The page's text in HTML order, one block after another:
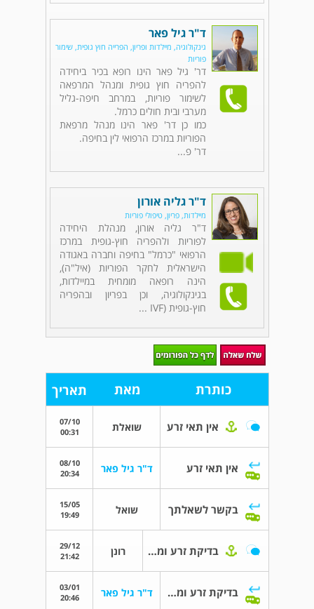
ד"ר גיל פאר
גינקולוגיה, מיילדות ופריון, הפרייה חוץ גופית, שימור
פוריות
דר' גיל פאר הינו רופא בכיר ביחידה
להפריה חוץ גופית ומנהל המרפאה
לשימור פוריות, במרחב חיפה-גליל
מערבי ובית חולים כרמל.
כמו כן דר' פאר הינו מנהל מרפאת
הפוריות במרכז הרפואי לין בחיפה.
דר' פ...
ד"ר גליה אורון
מיילדות, פריון, טיפולי פוריות
ד"ר גליה אורון, מנהלת היחידה
לפוריות ולהפריה חוץ-גופית במרכז
הרפואי "כרמל" בחיפה וחברה באגודה
הישראלית לחקר הפוריות (איל"ה),
הינה רופאה מומחית במיילדות,
בגינקולוגיה, וכן בפריון ובהפריה
חוץ-גופית (IVF ...
כותרת מאת תאריך
אין תאי זרע שואלת
07/10
00:31
אין תאי זרע ד"ר גיל פאר
08/10
20:34
בקשר לשאלתך שואל
15/05
19:49
בדיקת זרע ומה ההגדרה של זרע לא תקין? רונן
29/12
21:42
בדיקת זרע ומה ההגדרה של זרע לא תקין? ד"ר גיל פאר
03/01
20:46